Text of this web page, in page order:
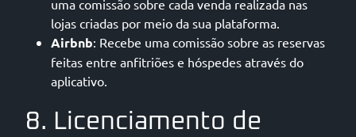
uma comissão sobre cada venda realizada nas
lojas criadas por meio da sua plataforma.
Airbnb: Recebe uma comissão sobre as reservas
feitas entre anfitriões e hóspedes através do
aplicativo.
8. Licenciamento de